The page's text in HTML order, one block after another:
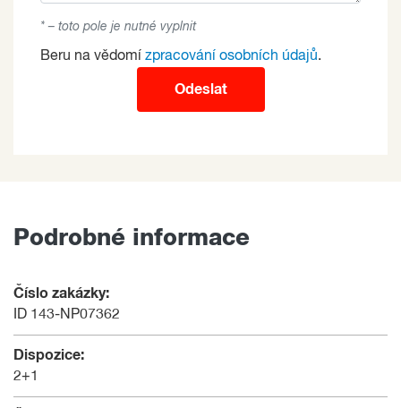
* – toto pole je nutné vyplnit
Beru na vědomí zpracování osobních údajů.
Odeslat
Podrobné informace
Číslo zakázky:
ID 143-NP07362
Dispozice:
2+1